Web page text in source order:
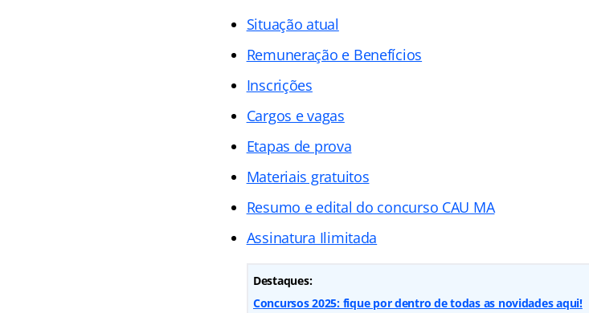
Situação atual
Remuneração e Benefícios
Inscrições
Cargos e vagas
Etapas de prova
Materiais gratuitos
Resumo e edital do concurso CAU MA
Assinatura Ilimitada
Destaques:
Concursos 2025: fique por dentro de todas as novidades aqui!